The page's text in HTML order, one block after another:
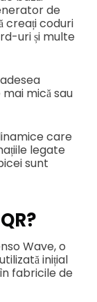
de
creați coduri
uri și multe
mică sau
care
legate
sunt
Wave, o
inițial
fabricile de